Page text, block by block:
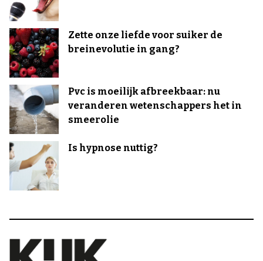
Zette onze liefde voor suiker de
breinevolutie in gang?
Pvc is moeilijk afbreekbaar: nu
veranderen wetenschappers het in
smeerolie
Is hypnose nuttig?